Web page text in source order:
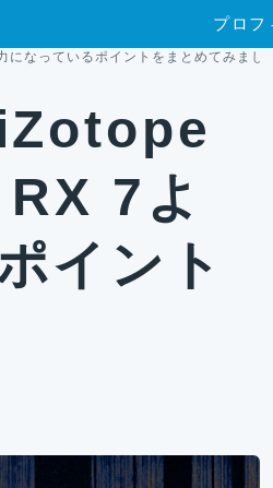
プロフ
なっているポイントをまとめてみました
7よ
イント